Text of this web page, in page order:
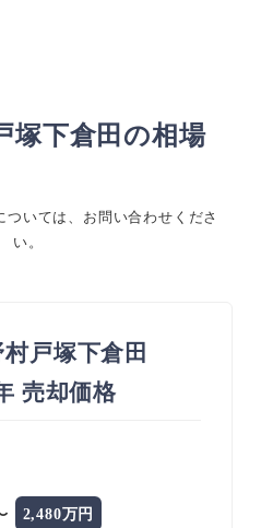
塚下倉田の相場
いては、お問い合わせくださ
い。
戸塚下倉田
売却価格
2,480万円